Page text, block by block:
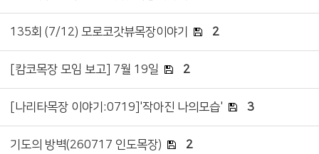
135회 (7/12) 모로코갓뷰목장이야기 2
[캄코목장 모임 보고] 7월 19일 2
[나리타목장 이야기:0719]'작아진 나의모습' 3
기도의 방벽(260717 인도목장) 2